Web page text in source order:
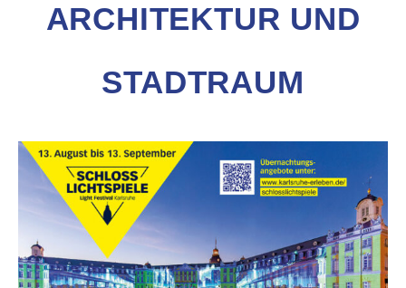
ARCHITEKTUR UND
STADTRAUM